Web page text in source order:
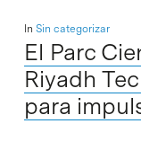
In Sin categorizar
El Parc
Riyadh
para